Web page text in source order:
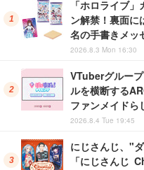
「ホロライブ
ン解禁！裏面に
名の手書きメッ
2026.8.3 Mon 16:30
VTuberグルー
ルを横断する
ファンメイドら
2026.8.4 Tue 19:45
にじさんじ、"
「にじさんじ